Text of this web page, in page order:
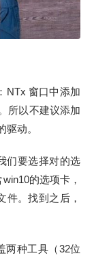
NTx 窗口中添加
所以不建议添加
动。
们要选择对的选
的选项卡，
件。找到之后，
两种工具（32位